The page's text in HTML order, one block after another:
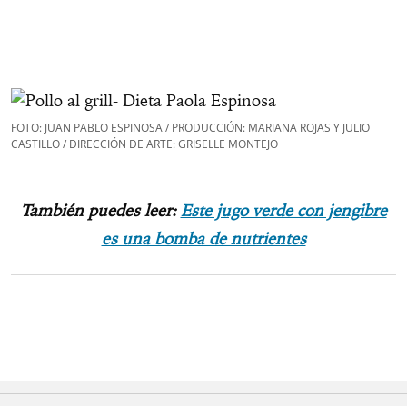
FOTO: JUAN PABLO ESPINOSA / PRODUCCIÓN: MARIANA ROJAS Y JULIO
CASTILLO / DIRECCIÓN DE ARTE: GRISELLE MONTEJO
También puedes leer:Este jugo verde con jengibre
es una bomba de nutrientes